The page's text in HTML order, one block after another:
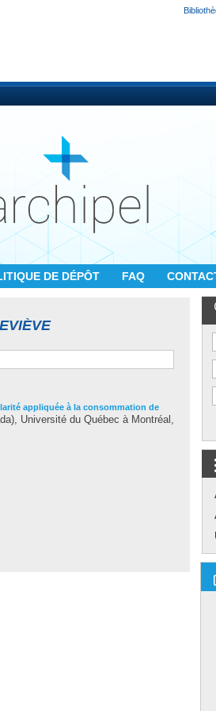
DE DÉPÔT FAQ
appliquée à la consommation de
Université du Québec à Montréal,